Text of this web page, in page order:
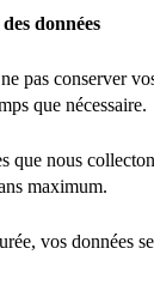
données
pas conserver
que nécessaire.
que nous
maximum.
vos données